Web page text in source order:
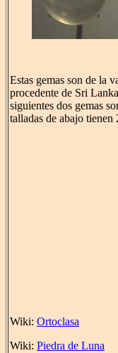
Estas gemas son de la
procedente de Sri
siguientes dos gemas
talladas de abajo
Wiki: Ortoclasa
Wiki: Piedra de Luna